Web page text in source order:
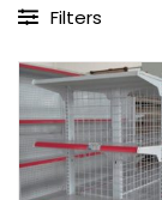
Filters